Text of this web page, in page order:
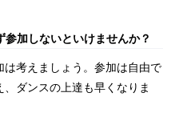
加しないといけませんか？
考えましょう。 参加は自由で
ダンスの上達も早くなりま